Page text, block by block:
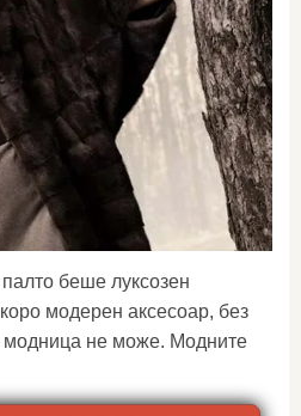
беше луксозен
модерен аксесоар, без
модница не може. Модните